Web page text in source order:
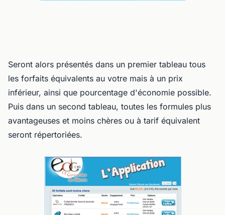
Seront alors présentés dans un premier tableau tous
les forfaits équivalents au votre mais à un prix
inférieur, ainsi que pourcentage d'économie possible.
Puis dans un second tableau, toutes les formules plus
avantageuses et moins chères ou à tarif équivalent
seront répertoriées.